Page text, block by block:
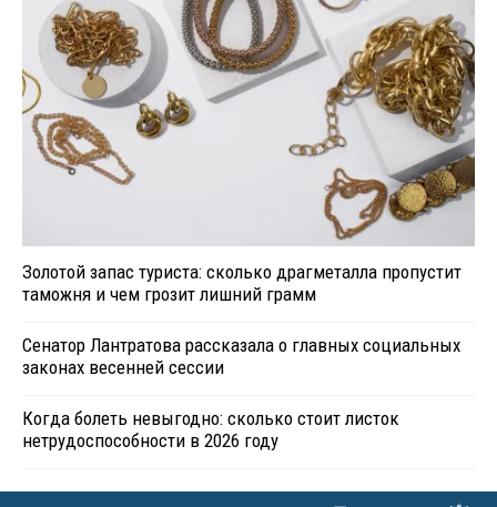
Золотой запас туриста: сколько драгметалла пропустит
таможня и чем грозит лишний грамм
Сенатор Лантратова рассказала о главных социальных
законах весенней сессии
Когда болеть невыгодно: сколько стоит листок
нетрудоспособности в 2026 году